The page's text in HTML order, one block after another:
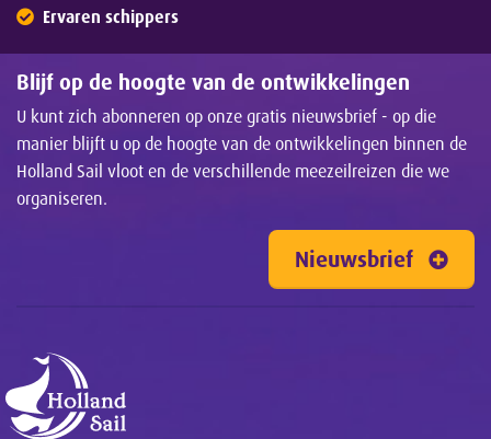
Ervaren schippers
Blijf op de hoogte van de ontwikkelingen
U kunt zich abonneren op onze gratis nieuwsbrief - op die
manier blijft u op de hoogte van de ontwikkelingen binnen de
Holland Sail vloot en de verschillende meezeilreizen die we
organiseren.
Nieuwsbrief